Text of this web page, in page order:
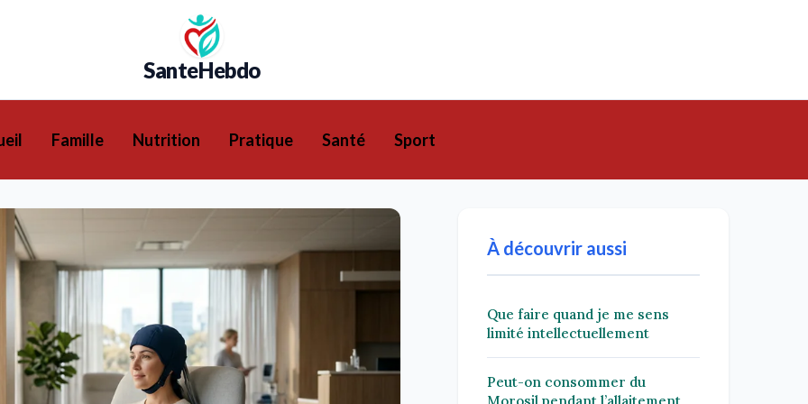
SanteHebdo
Famille Nutrition Pratique Santé Sport
À découvrir aussi
Que faire quand je me sens
limité intellectuellement
Peut-on consommer du